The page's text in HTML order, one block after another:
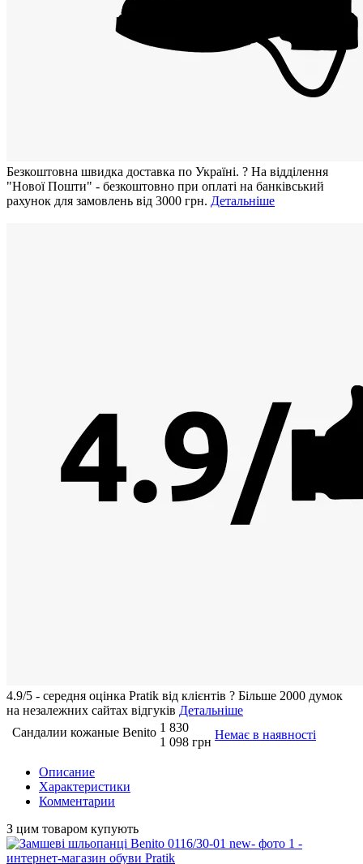
Безкоштовна швидка доставка по Україні. ? На відділення
"Нової Пошти" - безкоштовно при оплаті на банківський
рахунок для замовлень від 3000 грн. Детальніше
4.9/5 - середня оцiнка Pratik вiд клієнтів ? Більше 2000 думок
на незалежних сайтах відгуків Детальніше
Сандалии кожаные Benito 1 830
1 098 грн
Немає в наявності
Описание
Характеристики
Комментарии
З цим товаром купують